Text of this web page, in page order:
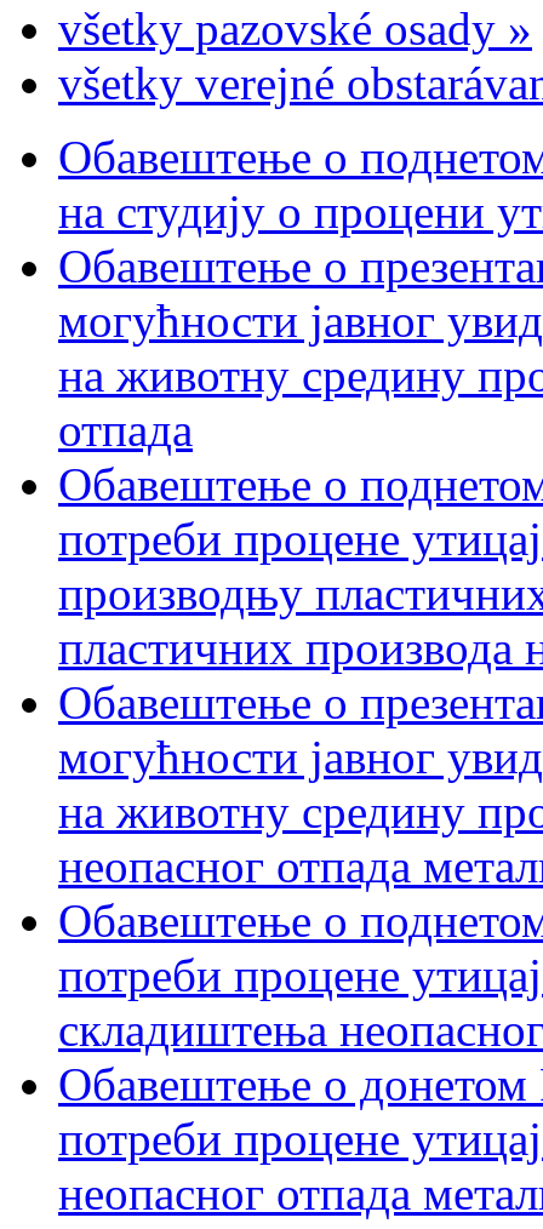
všetky pazovské osady »
všetky verejné
Обавештење о поднетом
на студију о процени
Обавештење о
могућности јавног
на животну средину
отпада
Обавештење о
потреби процене
производњу
пластичних производа
Обавештење о
могућности јавног
на животну средину
неопасног отпада
Обавештење о
потреби процене
складиштења
Обавештење о
потреби процене
неопасног отпада